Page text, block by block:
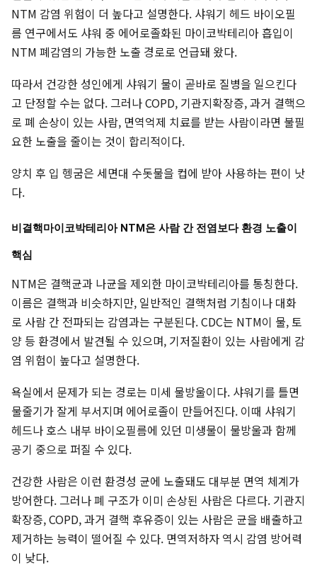
NTM 감염 위험이 더 높다고 설명한다. 샤워기 헤드 바이오필
름 연구에서도 샤워 중 에어로졸화된 마이코박테리아 흡입이
NTM 폐감염의 가능한 노출 경로로 언급돼 왔다.
따라서 건강한 성인에게 샤워기 물이 곧바로 질병을 일으킨다
고 단정할 수는 없다. 그러나 COPD, 기관지확장증, 과거 결핵으
로 폐 손상이 있는 사람, 면역억제 치료를 받는 사람이라면 불필
요한 노출을 줄이는 것이 합리적이다.
양치 후 입 헹굼은 세면대 수돗물을 컵에 받아 사용하는 편이 낫
다.
비결핵마이코박테리아 NTM은 사람 간 전염보다 환경 노출이
핵심
NTM은 결핵균과 나균을 제외한 마이코박테리아를 통칭한다.
이름은 결핵과 비슷하지만, 일반적인 결핵처럼 기침이나 대화
로 사람 간 전파되는 감염과는 구분된다. CDC는 NTM이 물, 토
양 등 환경에서 발견될 수 있으며, 기저질환이 있는 사람에게 감
염 위험이 높다고 설명한다.
욕실에서 문제가 되는 경로는 미세 물방울이다. 샤워기를 틀면
물줄기가 잘게 부서지며 에어로졸이 만들어진다. 이때 샤워기
헤드나 호스 내부 바이오필름에 있던 미생물이 물방울과 함께
공기 중으로 퍼질 수 있다.
건강한 사람은 이런 환경성 균에 노출돼도 대부분 면역 체계가
방어한다. 그러나 폐 구조가 이미 손상된 사람은 다르다. 기관지
확장증, COPD, 과거 결핵 후유증이 있는 사람은 균을 배출하고
제거하는 능력이 떨어질 수 있다. 면역저하자 역시 감염 방어력
이 낮다.